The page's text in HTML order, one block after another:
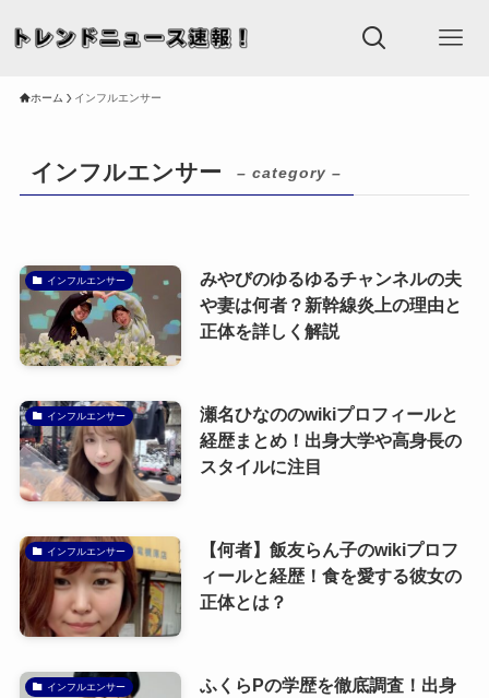
ホーム インフルエンサー
インフルエンサー – category –
インフルエンサー
みやびのゆるゆるチャンネルの夫
や妻は何者？新幹線炎上の理由と
正体を詳しく解説
インフルエンサー
瀬名ひなののwikiプロフィールと
経歴まとめ！出身大学や高身長の
スタイルに注目
インフルエンサー
【何者】飯友らん子のwikiプロフ
ィールと経歴！食を愛する彼女の
正体とは？
インフルエンサー
ふくらPの学歴を徹底調査！出身